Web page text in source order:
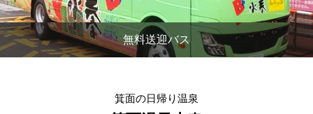
無料送迎バス
箕面の日帰り温泉